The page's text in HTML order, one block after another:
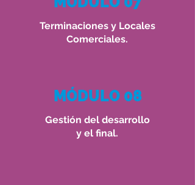
Terminaciones y Locales
Comerciales.
MÓDULO 08
Gestión del desarrollo
y el final.